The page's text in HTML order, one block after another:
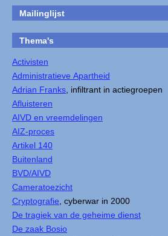
Mailinglijst
Thema's
Activisten
Administratieve Apartheid
Adrian Franks, infiltrant in actiegroepen
Afluisteren
AIVD en vreemdelingen
AIZ-proces
Artikel 140
Buitenland
BVD/AIVD
Cameratoezicht
Cryptografie, cyberwar in 2000
De tragiek van de geheime dienst
De zaak Bosio